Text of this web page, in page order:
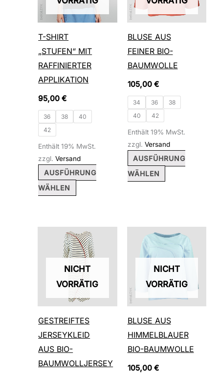
T-SHIRT
„STUFEN“ MIT
RAFFINIERTER
APPLIKATION
95,00€
36 38
40
42
Enthält 19% MwSt.
zzgl.Versand
AUSFÜHRUNG
WÄHLEN
auf.
Optionen
können
auf
Produktseite
werden
BLUSE AUS
FEINER BIO-
BAUMWOLLE
105,00 €
34 36
38
40
42
Enthält 19% MwSt.
zzgl. Versand
AUSFÜHRUNG
WÄHLEN
Varianten
auf.
Die
Optionen
können
der
gewählt
werden
NICHT
VORRÄTIG
GESTREIFTES
JERSEYKLEID
AUS BIO-
BAUMWOLLJERSEY
Dieses
Produkt
weist
mehrere
Varianten
auf.
Die
Optionen
auf
NICHT
VORRÄTIG
BLUSE AUS
HIMMELBLAUER
BIO-BAUMWOLLE
105,00 €
Dieses
Produkt
weist
mehrere
auf.
Die
Optionen
können